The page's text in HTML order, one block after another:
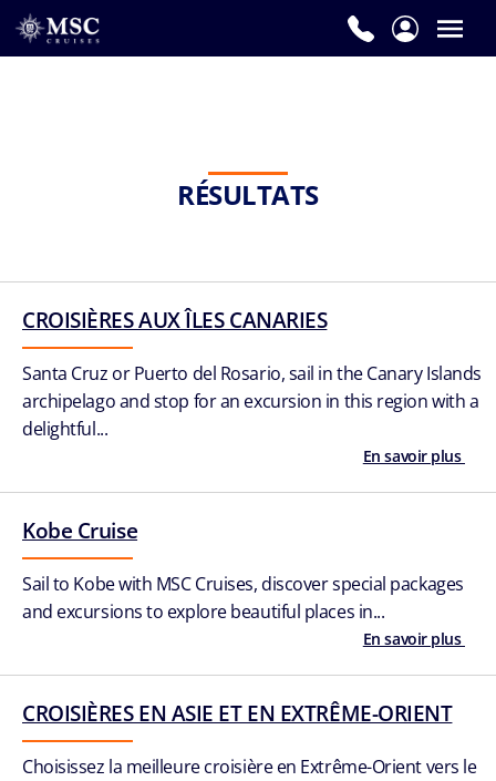
RÉSULTATS
CROISIÈRES AUX ÎLES CANARIES
Santa Cruz or Puerto del Rosario, sail in the Canary Islands
archipelago and stop for an excursion in this region with a
delightful...
En savoir plus
Kobe Cruise
Sail to Kobe with MSC Cruises, discover special packages
and excursions to explore beautiful places in...
En savoir plus
CROISIÈRES EN ASIE ET EN EXTRÊME-ORIENT
Choisissez la meilleure croisière en Extrême-Orient vers le